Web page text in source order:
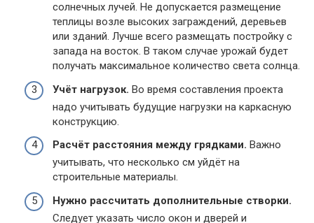
солнечных лучей. Не допускается размещение
теплицы возле высоких заграждений, деревьев
или зданий. Лучше всего размещать постройку с
запада на восток. В таком случае урожай будет
получать максимальное количество света солнца.
Учёт нагрузок. Во время составления проекта
надо учитывать будущие нагрузки на каркасную
конструкцию.
Расчёт расстояния между грядками. Важно
учитывать, что несколько см уйдёт на
строительные материалы.
Нужно рассчитать дополнительные створки.
Следует указать число окон и дверей и